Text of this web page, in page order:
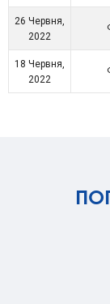
26 Червня,
2022
18 Червня,
2022